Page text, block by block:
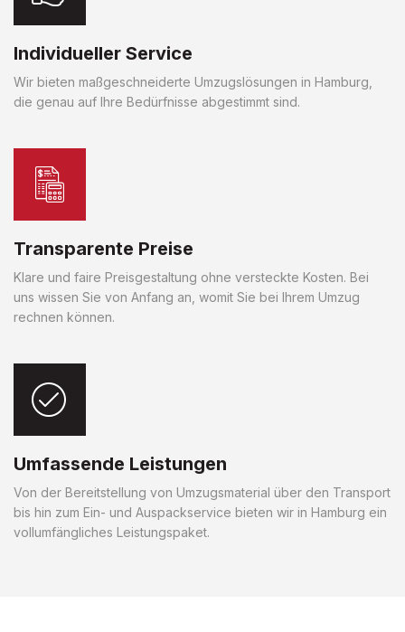
Individueller Service
Wir bieten maßgeschneiderte Umzugslösungen in Hamburg,
die genau auf Ihre Bedürfnisse abgestimmt sind.
Transparente Preise
Klare und faire Preisgestaltung ohne versteckte Kosten. Bei
uns wissen Sie von Anfang an, womit Sie bei Ihrem Umzug
rechnen können.
Umfassende Leistungen
Von der Bereitstellung von Umzugsmaterial über den Transport
bis hin zum Ein- und Auspackservice bieten wir in Hamburg ein
vollumfängliches Leistungspaket.